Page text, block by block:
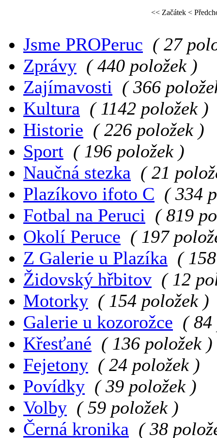
<< Začátek <
Jsme PROPeruc ( 27
Zprávy ( 440 položek )
Zajímavosti ( 366
Kultura ( 1142 položek )
Historie ( 226 položek )
Sport ( 196 položek )
Naučná stezka ( 21
Plazíkovo ifoto C ( 334
Fotbal na Peruci ( 819
Okolí Peruce ( 197
Z Galerie u Plazíka (
Židovský hřbitov ( 12
Motorky ( 154 položek )
Galerie u kozorožce ( 84
Křesťané ( 136 položek )
Fejetony ( 24 položek )
Povídky ( 39 položek )
Volby ( 59 položek )
Černá kronika ( 38